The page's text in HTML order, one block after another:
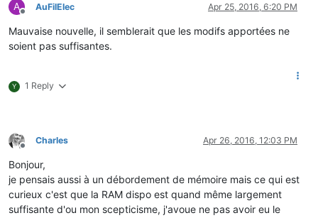
A
Offline
AuFilElec Apr 25, 2016, 6:20 PM
Mauvaise nouvelle, il semblerait que les modifs apportées ne
soient pas suffisantes.
Y 1 Reply
Offline
Charles Apr 26, 2016, 12:03 PM
Bonjour,
je pensais aussi à un débordement de mémoire mais ce qui est
curieux c'est que la RAM dispo est quand même largement
suffisante d'ou mon scepticisme, j'avoue ne pas avoir eu le